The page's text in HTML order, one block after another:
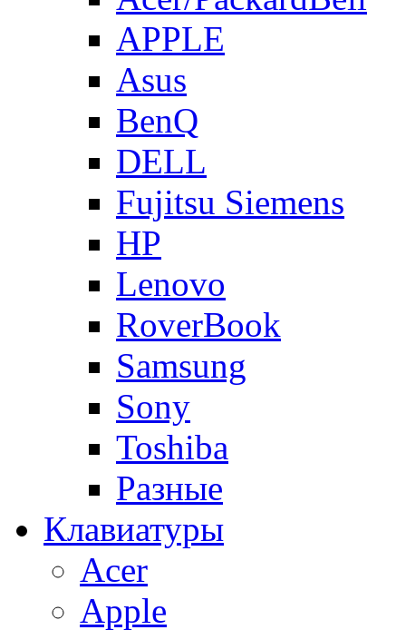
APPLE
Asus
BenQ
DELL
Fujitsu Siemens
HP
Lenovo
RoverBook
Samsung
Sony
Toshiba
Разные
Клавиатуры
Acer
Apple